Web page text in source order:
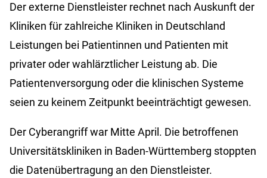
Der externe Dienstleister rechnet nach Auskunft der
Kliniken für zahlreiche Kliniken in Deutschland
Leistungen bei Patientinnen und Patienten mit
privater oder wahlärztlicher Leistung ab. Die
Patientenversorgung oder die klinischen Systeme
seien zu keinem Zeitpunkt beeinträchtigt gewesen.
Der Cyberangriff war Mitte April. Die betroffenen
Universitätskliniken in Baden-Württemberg stoppten
die Datenübertragung an den Dienstleister.